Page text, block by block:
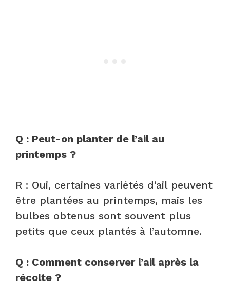
Q : Peut-on planter de l’ail au
printemps ?
R : Oui, certaines variétés d’ail peuvent
être plantées au printemps, mais les
bulbes obtenus sont souvent plus
petits que ceux plantés à l’automne.
Q : Comment conserver l’ail après la
récolte ?